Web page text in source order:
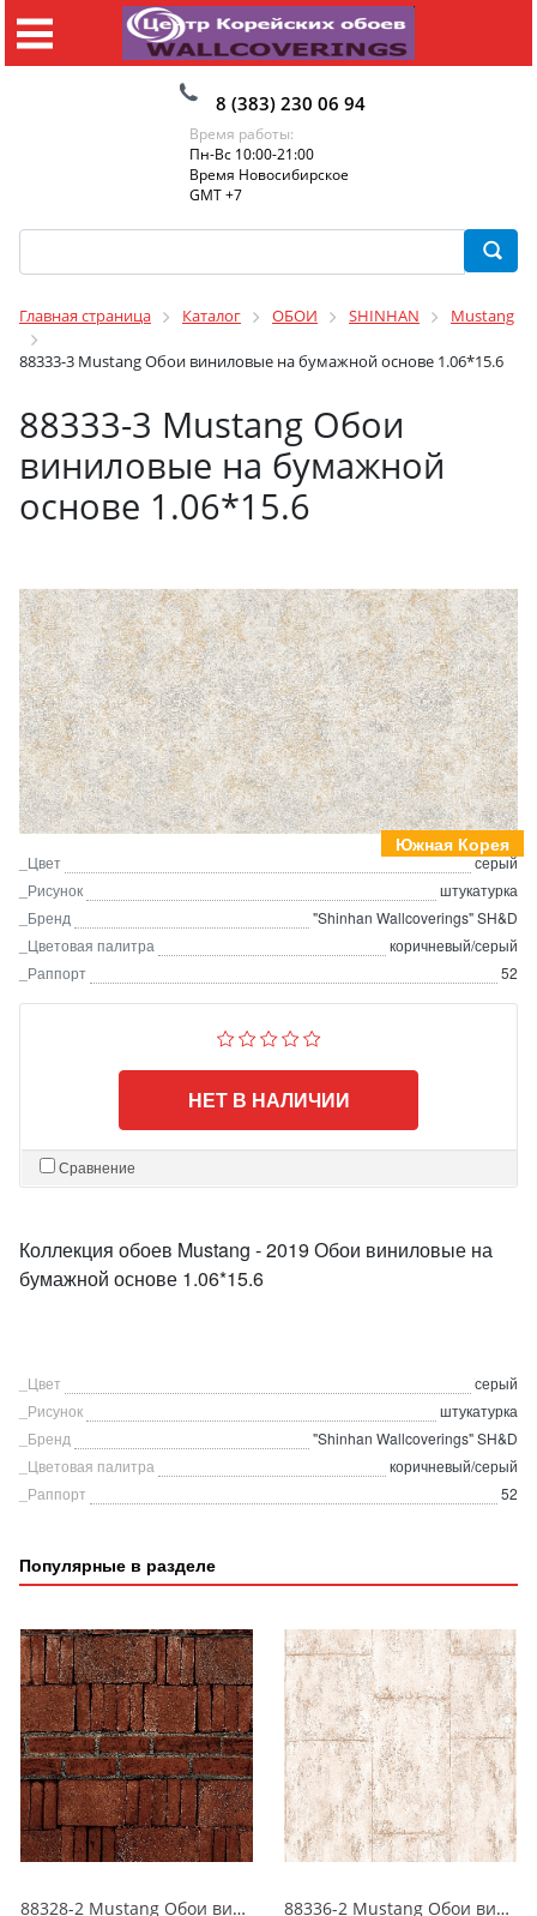
8 (383) 230 06 94
Время работы:
Пн-Вс 10:00-21:00
Время Новосибирское
GMT +7
Главная страница Каталог ОБОИ SHINHAN Mustang
88333-3 Mustang Обои виниловые на бумажной основе 1.06*15.6
88333-3 Mustang Обои
виниловые на бумажной
основе 1.06*15.6
Южная Корея
_Цвет
серый
_Рисунок
штукатурка
_Бренд
"Shinhan Wallcoverings" SH&D
_Цветовая палитра
коричневый/серый
_Раппорт
52
НЕТ В НАЛИЧИИ
Сравнение
Коллекция обоев Mustang - 2019 Обои виниловые на
бумажной основе 1.06*15.6
_Цвет
серый
_Рисунок
штукатурка
_Бренд
"Shinhan Wallcoverings" SH&D
_Цветовая палитра
коричневый/серый
_Раппорт
52
Популярные в разделе
88328-2 Mustang Обои виниловые на бумажной основе 1.06*15.6
88336-2 Mustang Обои виниловые на бумажной основе 1.06*15.6